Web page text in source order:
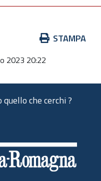
STAMPA
2023 20:22
che cerchi ?